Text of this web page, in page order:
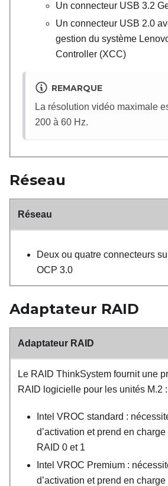
Un connecteur USB 3.2
Un connecteur USB 2.0
gestion du système
Controller (XCC)
REMARQUE
La résolution vidéo maximale
200 à 60 Hz.
Réseau
Réseau
Deux ou quatre connecteurs
OCP 3.0
Adaptateur RAID
Adaptateur RAID
Le RAID ThinkSystem fournit une
RAID logicielle pour les unités M.2 :
Intel VROC standard :
d’activation et prend en
RAID 0 et 1
Intel VROC Premium :
d’activation et prend en